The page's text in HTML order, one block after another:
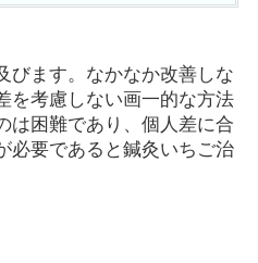
びます。なかなか改善しな
を考慮しない画一的な方法
は困難であり、個人差に合
必要であると鍼灸いちご治